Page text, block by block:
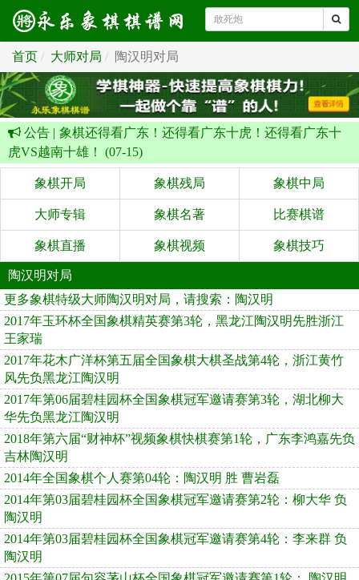
首页 大师对局 陶汉明对局
公告 | 象棋还得看广东！还得看广东十虎！还得看广东十
虎VS越南十雄！ (07-15)
象棋开局 象棋残局 象棋中局
大师专辑 象棋名著 比赛棋谱
象棋直播 象棋视频 象棋技巧
陶汉明对局
更多象棋特级大师陶汉明对局，请搜索：陶汉明
2017年玉环杯全国象棋精英赛第3轮，黑龙江陶汉明先胜浙江
王家瑞
2017年花木广洋杯第五届全国象棋大棋圣战第4轮，浙江黄竹
风先负黑龙江陶汉明
2017年第06届碧桂园杯全国象棋冠军邀请赛第3轮，湖北柳大
华先负黑龙江陶汉明
2018年第六届“财神杯”视频象棋快棋赛第1轮，广东李鸿嘉先负
吉林陶汉明
2014年全国象棋个人赛第04轮：陶汉明 胜 曹岩磊
2014年第03届碧桂园杯全国象棋冠军邀请赛第2轮：柳大华 负
陶汉明
2014年第03届碧桂园杯全国象棋冠军邀请赛第4轮：李来群 负
陶汉明